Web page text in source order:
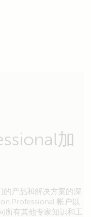
加
的产品和解决方案的深
Professional 帐户以
所有其他专家知识和工